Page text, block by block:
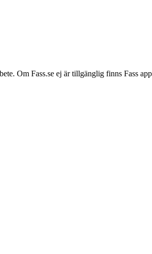
Om Fass.se ej är tillgänglig finns Fass